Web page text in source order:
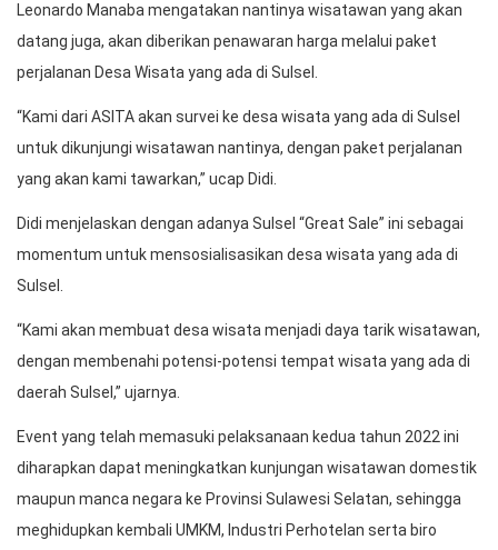
Leonardo Manaba mengatakan nantinya wisatawan yang akan
datang juga, akan diberikan penawaran harga melalui paket
perjalanan Desa Wisata yang ada di Sulsel.
“Kami dari ASITA akan survei ke desa wisata yang ada di Sulsel
untuk dikunjungi wisatawan nantinya, dengan paket perjalanan
yang akan kami tawarkan,” ucap Didi.
Didi menjelaskan dengan adanya Sulsel “Great Sale” ini sebagai
momentum untuk mensosialisasikan desa wisata yang ada di
Sulsel.
“Kami akan membuat desa wisata menjadi daya tarik wisatawan,
dengan membenahi potensi-potensi tempat wisata yang ada di
daerah Sulsel,” ujarnya.
Event yang telah memasuki pelaksanaan kedua tahun 2022 ini
diharapkan dapat meningkatkan kunjungan wisatawan domestik
maupun manca negara ke Provinsi Sulawesi Selatan, sehingga
meghidupkan kembali UMKM, Industri Perhotelan serta biro